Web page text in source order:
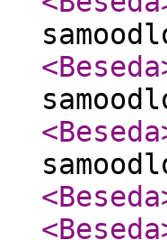
<Beseda
<Beseda
<Beseda
<Beseda